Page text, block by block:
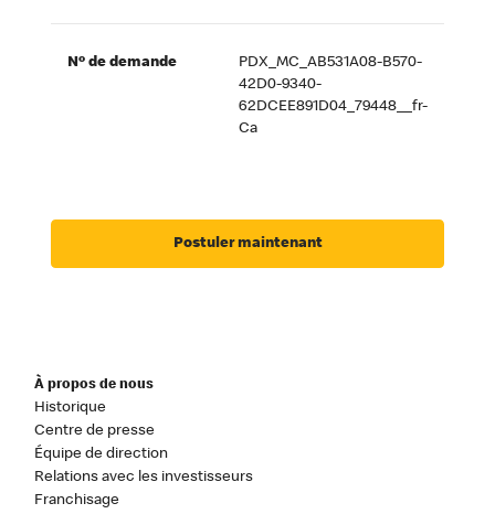
Nº de demande
PDX_MC_AB531A08-B570-
42D0-9340-
62DCEE891D04_79448__fr-
Ca
Postuler maintenant
À propos de nous
Historique
Centre de presse
Équipe de direction
Relations avec les investisseurs
Franchisage